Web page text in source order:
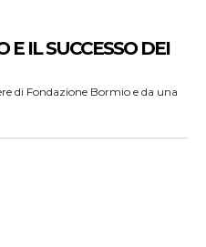
IL SUCCESSO DEI
di Fondazione Bormio e da una